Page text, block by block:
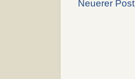
Neuerer Post